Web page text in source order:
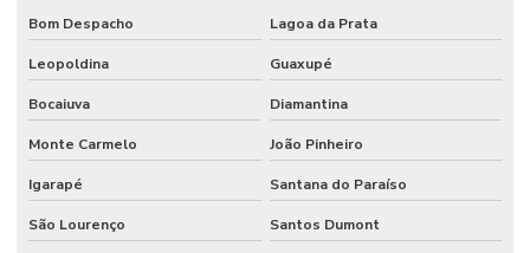
Válvula Gaveta 150lbs Preço
Válvula Pneumática
Válvula Retenção Horizontal
Válvula Retenção Vertical
Válvula Solenóide
Bom Despacho Lagoa da Prata
Leopoldina Guaxupé
Bocaiuva Diamantina
Monte Carmelo João Pinheiro
Igarapé Santana do Paraíso
São Lourenço Santos Dumont